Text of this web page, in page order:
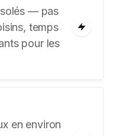
— pas
temps
pour les
en environ